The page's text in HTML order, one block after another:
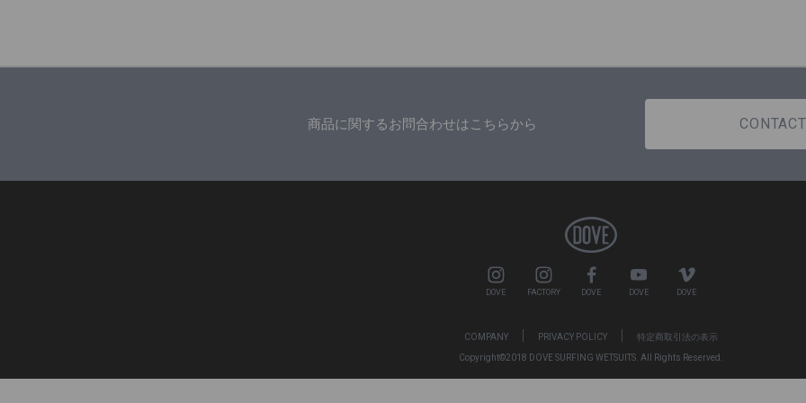
商品に関するお問合わせはこちらから
DOVE FACTORY DOVE DOVE DOVE
COMPANY PRIVACY POLICY 特定商取引法の表示
Copyright©2018 DOVE SURFING WETSUITS. All Rights Reserved.